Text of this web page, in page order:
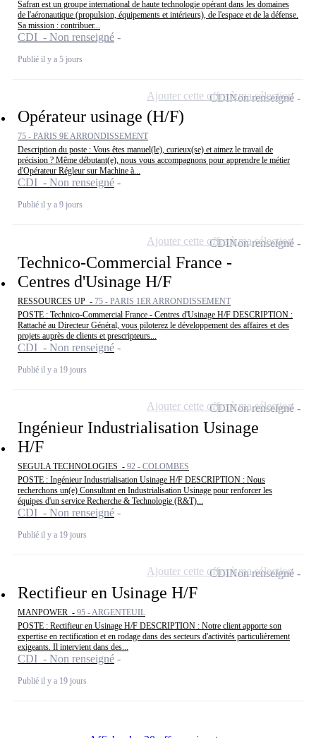
Safran est un groupe international de haute technologie opérant dans les domaines
de l'aéronautique (propulsion, équipements et intérieurs), de l'espace et de la défense.
Sa mission : contribuer...
CDI - Non renseigné
Publié il y a 5 jours
Opérateur usinage (H/F)
75 - PARIS 9E ARRONDISSEMENT
Description du poste : Vous êtes manuel(le), curieux(se) et aimez le travail de
précision ? Même débutant(e), nous vous accompagnons pour apprendre le métier
d'Opérateur Régleur sur Machine à...
CDI - Non renseigné
Publié il y a 9 jours
CDINon renseigné
Ajouter cette offre à ma sélection
Technico-Commercial France -
Centres d'Usinage H/F
RESSOURCES UP - 75 - PARIS 1ER ARRONDISSEMENT
POSTE : Technico-Commercial France - Centres d'Usinage H/F DESCRIPTION :
Rattaché au Directeur Général, vous piloterez le développement des affaires et des
projets auprès de clients et prescripteurs...
CDI - Non renseigné
Publié il y a 19 jours
CDINon renseigné
Ajouter cette offre à ma sélection
Ingénieur Industrialisation Usinage
H/F
SEGULA TECHNOLOGIES - 92 - COLOMBES
POSTE : Ingénieur Industrialisation Usinage H/F DESCRIPTION : Nous
recherchons un(e) Consultant en Industrialisation Usinage pour renforcer les
équipes d'un service Recherche & Technologie (R&T)...
CDI - Non renseigné
Publié il y a 19 jours
CDINon renseigné
Ajouter cette offre à ma sélection
Rectifieur en Usinage H/F
MANPOWER - 95 - ARGENTEUIL
POSTE : Rectifieur en Usinage H/F DESCRIPTION : Notre client apporte son
expertise en rectification et en rodage dans des secteurs d'activités particulièrement
exigeants. Il intervient dans des...
CDI - Non renseigné
Publié il y a 19 jours
CDINon renseigné
Ajouter cette offre à ma sélection